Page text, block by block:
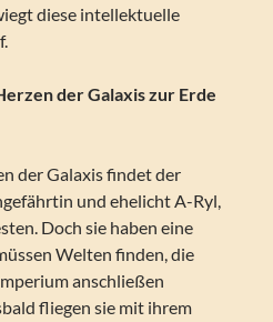
diese intellektuelle
der Galaxis zur Erde
der Galaxis findet der
und ehelicht A-Ryl,
Doch sie haben eine
Welten finden, die
anschließen
fliegen sie mit ihrem